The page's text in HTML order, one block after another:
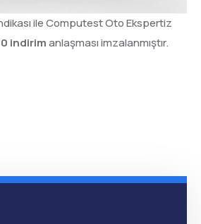
ile Computest Oto Ekspertiz
indirimanlaşması imzalanmıştır.